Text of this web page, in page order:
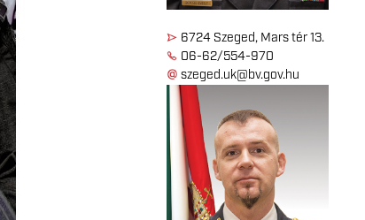
6724 Szeged, Mars tér 13.
06-62/554-970
szeged.uk@bv.gov.hu